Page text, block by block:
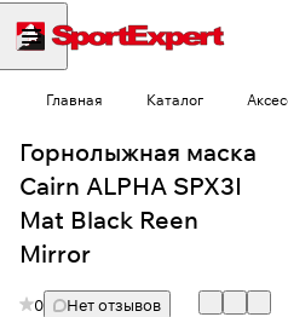
Главная Каталог
Горнолыжная маска
Cairn ALPHA SPX3I
Mat Black Reen
Mirror
0
Нет отзывов